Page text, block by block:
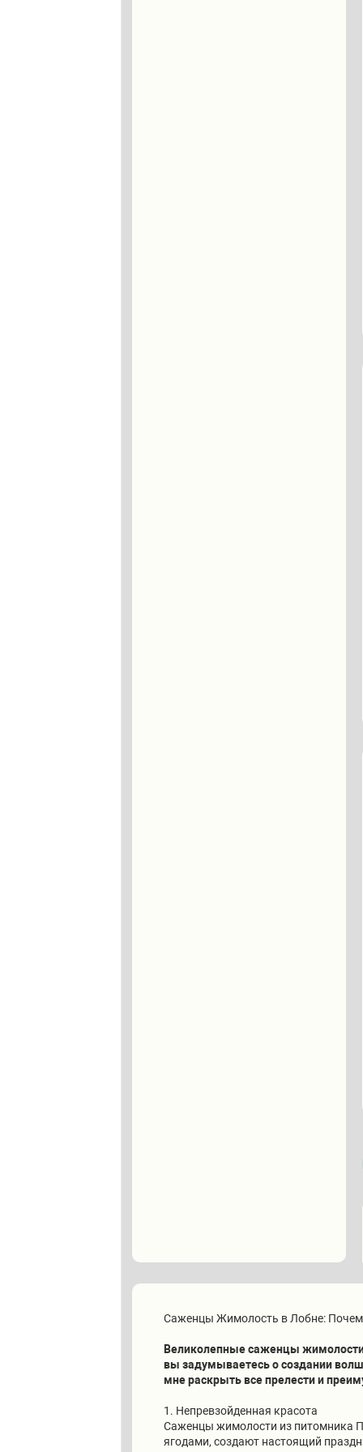
Саженцы Жимолость в Лобне:
Великолепные саженцы
вы задумываетесь о создании
мне раскрыть все прелести и
1. Непревзойденная красота
Саженцы жимолости из питомника
ягодами, создают настоящий